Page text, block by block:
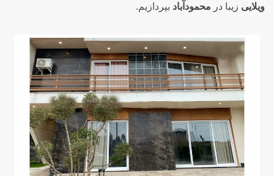
ویلایی زیبا در محمودآباد بپردازیم.